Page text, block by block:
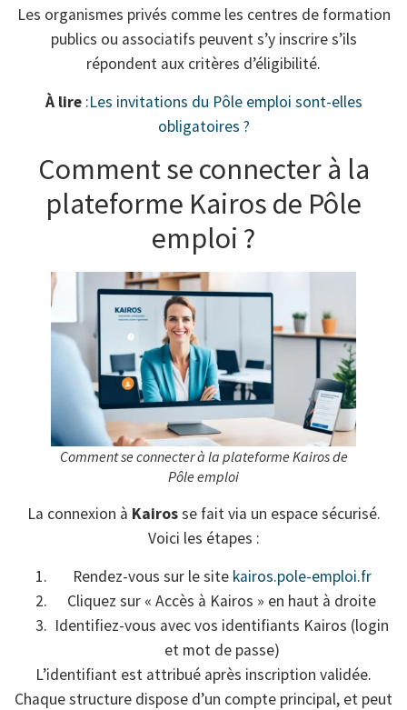
Les organismes privés comme les centres de formation
publics ou associatifs peuvent s’y inscrire s’ils
répondent aux critères d’éligibilité.
À lire:Les invitations du Pôle emploi sont-elles
obligatoires ?
Comment se connecter à la
plateforme Kairos de Pôle
emploi ?
Comment se connecter à la plateforme Kairos de
Pôle emploi
La connexion à Kairosse fait via un espace sécurisé.
Voici les étapes :
Rendez-vous sur le site kairos.pole-emploi.fr
Cliquez sur « Accès à Kairos » en haut à droite
Identifiez-vous avec vos identifiants Kairos (login
et mot de passe)
L’identifiant est attribué après inscription validée.
Chaque structure dispose d’un compte principal, et peut